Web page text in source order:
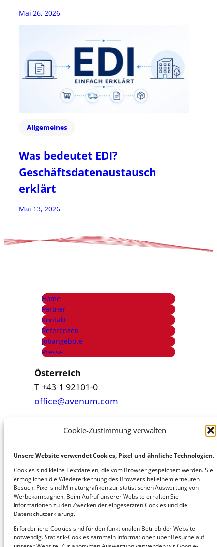
Cookie-Zustimmung verwalten
Unsere Website verwendet Cookies, Pixel und ähnliche Technologien.
Cookies sind kleine Textdateien, die vom Browser gespeichert werden. Sie
ermöglichen die Wiedererkennung des Browsers bei einem erneuten
Besuch. Pixel sind Miniaturgrafiken zur statistischen Auswertung von
Werbekampagnen. Beim Aufruf unserer Website erhalten Sie
Informationen zu den Zwecken der eingesetzten Cookies und die
Datenschutzerklärung.
Erforderliche Cookies sind für den funktionalen Betrieb der Website
notwendig. Statistik-Cookies sammeln Informationen über Besuche auf
Mai 26, 2026
Allgemeines
Was bedeutet EDI?
Geschäftsdatenaustausch
erklärt
Mai 13, 2026
Home
Partner
Kontakt
Referenzen
Jobangebote
Presse
Österreich
T +43 1 92101-0
office@avenum.com
office@avenum.com
Deutschland
T +49 6207 4284 010
office@avedium.com